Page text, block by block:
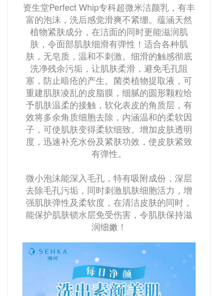
资生堂Perfect Whip专科超微米洁颜乳，有丰
富的泡沫，洗后感觉滑爽不紧绷。蕴涵天然
植物紧肤成分，在洁面的同时更能滋润肌
肤，令面部肌肤细滑有弹性！ 适合各种肌
肤，无皂质，温和不刺激。细滑的触感彻底
洗净残余污垢，让肌肤柔滑，避免毛孔阻
塞，防止暗疮的产生。 菌类植物提取液，可
重建肌肤凌乱的皮脂膜，细腻的圆形颗粒给
予肌肤温柔的接触，软化表皮的角质层，有
效将多余角质细胞去除，内涵温和的柔软因
子，可使肌肤变得柔软细致。 增加皮肤透明
度，迅速补充水份及紧肤功效，使皮肤紧致
有弹性。
微小泡沫能深入毛孔，特有吸附成份，深层
去除毛孔污垢，同时刺激肌肤细胞活力，增
强肌肤弹性及柔软度，在清洁皮肤的同时，
能保护肌肤锁水层免受伤害，令肌肤保持滋
润细嫩！